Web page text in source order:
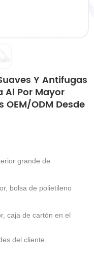
Y Antifugas
Al Por Mayor
ODM Desde
grande de
bolsa de polietileno
caja de cartón en el
del cliente.